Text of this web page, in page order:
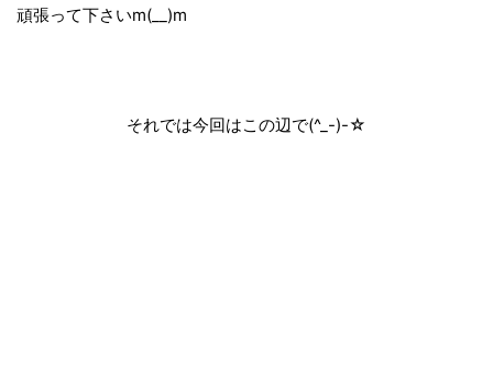
頑張って下さいm(__)m
それでは今回はこの辺で(^_-)-☆